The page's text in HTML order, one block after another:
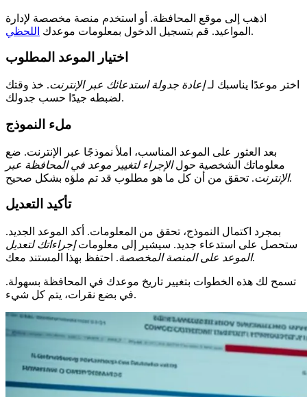
اذهب إلى موقع المحافظة. أو استخدم منصة مخصصة لإدارة
المواعيد. قم بتسجيل الدخول بمعلومات موعدك اللحظي .
اختيار الموعد المطلوب
اختر موعدًا يناسبك لـإعادة جدولة استدعائك عبر الإنترنت. خذ وقتك
لضبطه جيدًا حسب جدولك.
ملء النموذج
بعد العثور على الموعد المناسب، املأ نموذجًا عبر الإنترنت. ضع
معلوماتك الشخصية حولالإجراء لتغيير موعد في المحافظة عبر
الإنترنت. تحقق من أن كل ما هو مطلوب قد تم ملؤه بشكل صحيح.
تأكيد التعديل
بمجرد اكتمال النموذج، تحقق من المعلومات. أكد الموعد الجديد.
ستحصل على استدعاء جديد. سيشير إلى معلوماتإجراءاتك لتعديل
الموعد على المنصة المخصصة. احتفظ بهذا المستند معك.
تسمح لك هذه الخطوات بتغيير تاريخ موعدك في المحافظة بسهولة.
في بضع نقرات، يتم كل شيء.